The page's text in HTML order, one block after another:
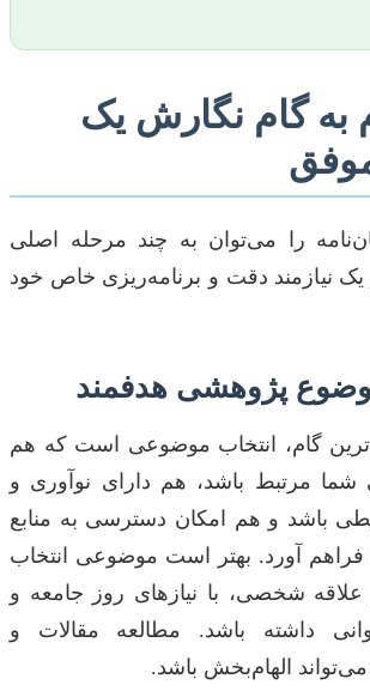
به گام نگارش یک
موفق
را می‌توان به چند مرحله اصلی
نیازمند دقت و برنامه‌ریزی خاص خود
پژوهشی هدفمند
گام، انتخاب موضوعی است که هم
مرتبط باشد، هم دارای نوآوری و
باشد و هم امکان دسترسی به منابع
فراهم آورد. بهتر است موضوعی انتخاب
شخصی، با نیازهای روز جامعه و
داشته باشد. مطالعه مقالات و
می‌تواند الهام‌بخش باشد.